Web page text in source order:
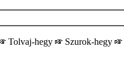
Tolvaj-hegy Szurok-hegy